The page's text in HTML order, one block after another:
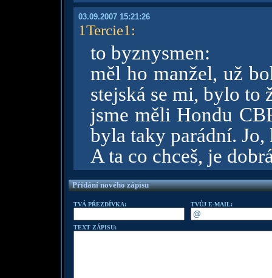
03.09.2007 15:21:26
1Tercie1 :
to byznysmen:
měl ho manžel, už
stejská se mi, bylo to
jsme měli Hondu
byla taky parádní. Jo,
A ta co chceš, je
Přidání nového zápisu
TVÁ PŘEZDÍVKA: TVŮJ E-MAIL:
TEXT ZÁPISU: